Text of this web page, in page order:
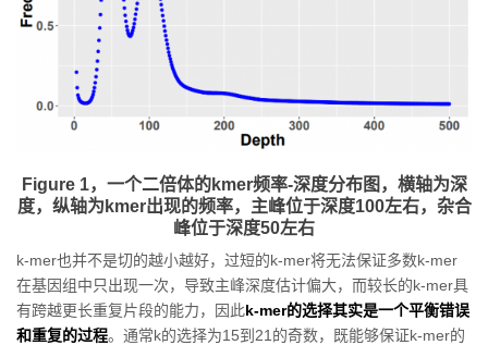
Figure 1，一个二倍体的kmer频率-深度分布图，横轴为深
度，纵轴为kmer出现的频率，主峰位于深度100左右，杂合
峰位于深度50左右
k-mer也并不是切的越小越好，过短的k-mer将无法保证多数k-mer
在基因组中只出现一次，导致主峰深度估计偏大，而较长的k-mer具
有跨越更长重复片段的能力，因此k-mer的选择其实是一个平衡错误
和重复的过程。通常k的选择为15到21的奇数，既能够保证k-mer的